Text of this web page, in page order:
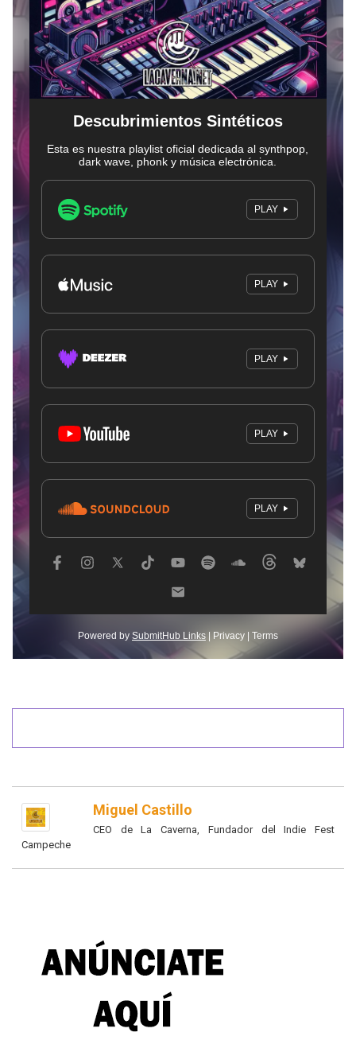
Miguel Castillo
CEO de La Caverna, Fundador del Indie Fest
Campeche